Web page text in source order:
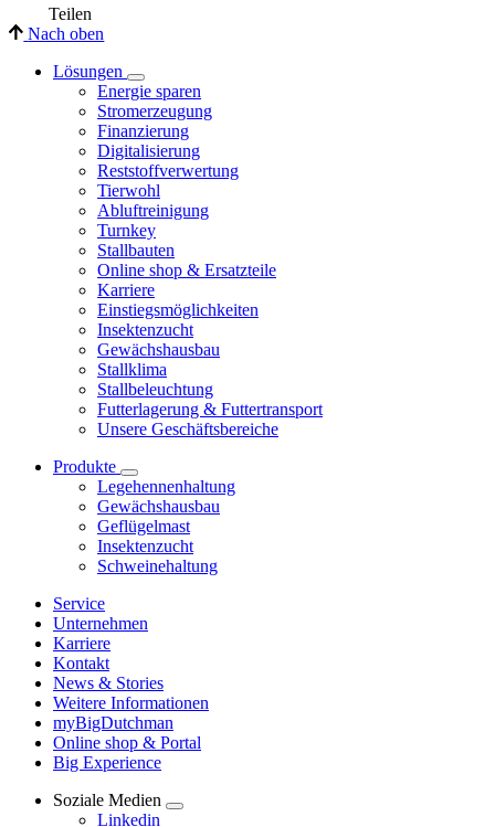
Teilen
Nach oben
Lösungen
Energie sparen
Stromerzeugung
Finanzierung
Digitalisierung
Reststoffverwertung
Tierwohl
Abluftreinigung
Turnkey
Stallbauten
Online shop & Ersatzteile
Karriere
Einstiegsmöglichkeiten
Insektenzucht
Gewächshausbau
Stallklima
Stallbeleuchtung
Futterlagerung & Futtertransport
Unsere Geschäftsbereiche
Produkte
Legehennenhaltung
Gewächshausbau
Geflügelmast
Insektenzucht
Schweinehaltung
Service
Unternehmen
Karriere
Kontakt
News & Stories
Weitere Informationen
myBigDutchman
Online shop & Portal
Big Experience
Soziale Medien
Linkedin